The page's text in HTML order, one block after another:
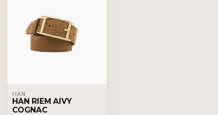
HAN
HAN RIEM AIVY
COGNAC